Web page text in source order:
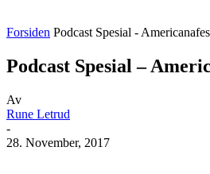
Forsiden Podcast Spesial -
Podcast Spesial –
Av
Rune Letrud
-
28. November, 2017